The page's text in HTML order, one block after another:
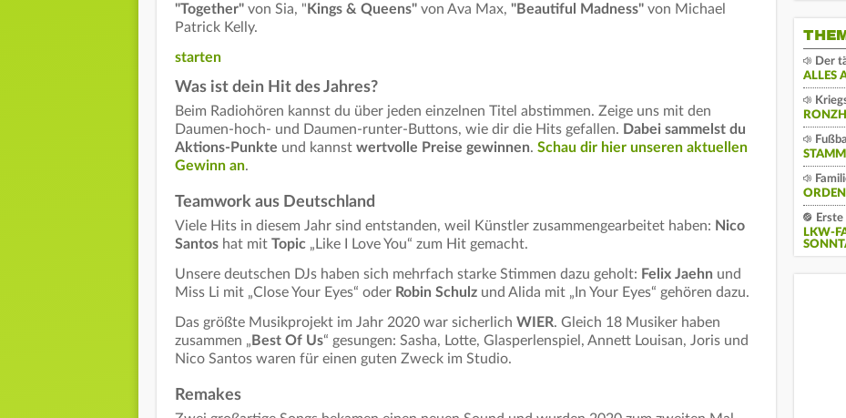
"Together" von Sia, " Kings & Queens" von Ava Max, "Beautiful Madness" von Michael
Patrick Kelly.
starten
Was ist dein Hit des Jahres?
Beim Radiohören kannst du über jeden einzelnen Titel abstimmen. Zeige uns mit den
Daumen-hoch- und Daumen-runter-Buttons, wie dir die Hits gefallen. Dabei sammelst du
Aktions-Punkte und kannst wertvolle Preise gewinnen. Schau dir hier unseren aktuellen
Gewinn an.
Teamwork aus Deutschland
Viele Hits in diesem Jahr sind entstanden, weil Künstler zusammengearbeitet haben: Nico
Santos hat mit Topic „Like I Love You“ zum Hit gemacht.
Unsere deutschen DJs haben sich mehrfach starke Stimmen dazu geholt: Felix Jaehn und
Miss Li mit „Close Your Eyes“ oder Robin Schulz und Alida mit „In Your Eyes“ gehören dazu.
Das größte Musikprojekt im Jahr 2020 war sicherlich WIER. Gleich 18 Musiker haben
zusammen „ Best Of Us“ gesungen: Sasha, Lotte, Glasperlenspiel, Annett Louisan, Joris und
Nico Santos waren für einen guten Zweck im Studio.
Remakes
Der
ALLES
LKW-